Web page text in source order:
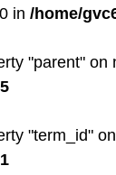
in /home/
"parent" on
"term_id"